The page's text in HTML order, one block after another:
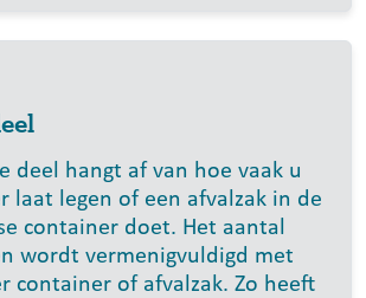
deel hangt af van hoe vaak u
laat legen of een afvalzak in de
container doet. Het aantal
wordt vermenigvuldigd met
container of afvalzak. Zo heeft